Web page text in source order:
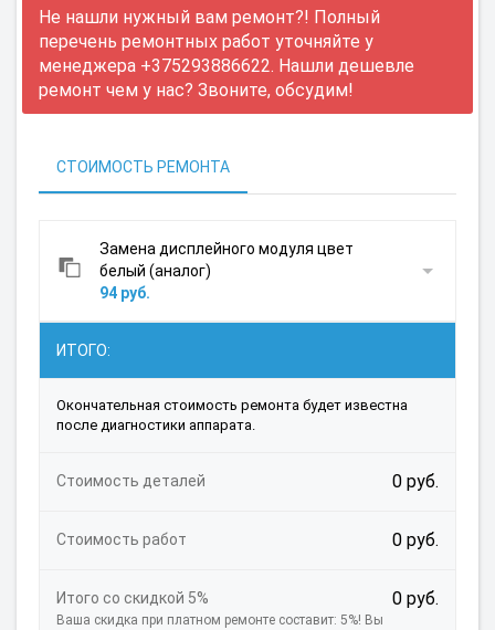
Не нашли нужный вам ремонт?! Полный
перечень ремонтных работ уточняйте у
менеджера +375293886622. Нашли дешевле
ремонт чем у нас? Звоните, обсудим!
СТОИМОСТЬ РЕМОНТА
Замена дисплейного модуля цвет
белый (аналог)
94 руб.
ИТОГО:
Окончательная стоимость ремонта будет известна
после диагностики аппарата.
0 руб.
Стоимость деталей
0 руб.
Стоимость работ
0 руб.
Итого со скидкой 5%
Ваша скидка при платном ремонте составит: 5%! Вы